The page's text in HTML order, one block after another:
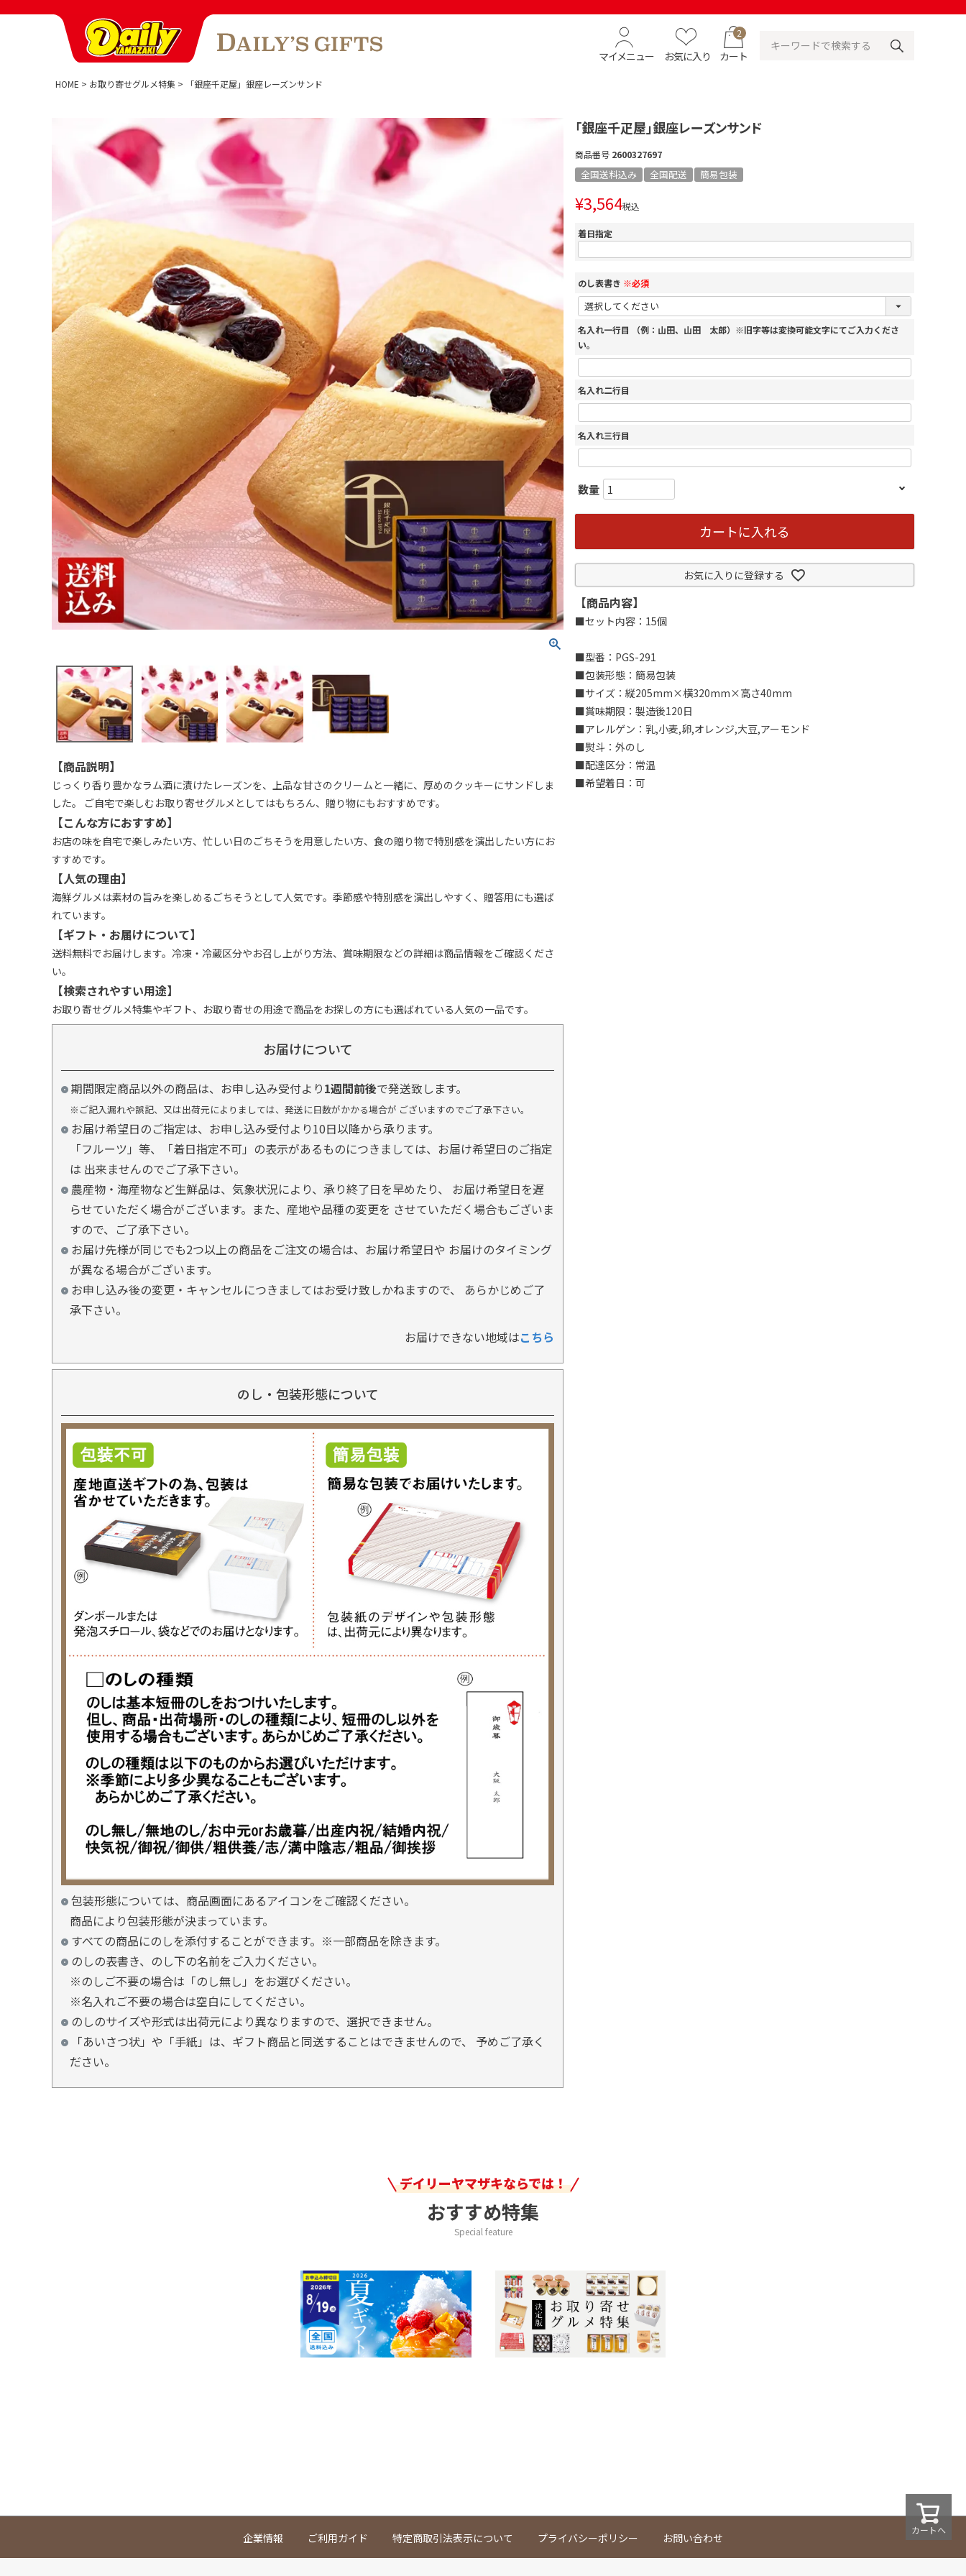
マイメニュー お気に入り
2
カート
HOME お取り寄せグルメ特集 「銀座千疋屋」銀座レーズンサンド
【商品説明】
じっくり香り豊かなラム酒に漬けたレーズンを、上品な甘さのクリームと一緒に、厚めのクッキーにサンドしま
した。 ご自宅で楽しむお取り寄せグルメとしてはもちろん、贈り物にもおすすめです。
【こんな方におすすめ】
お店の味を自宅で楽しみたい方、忙しい日のごちそうを用意したい方、食の贈り物で特別感を演出したい方にお
すすめです。
【人気の理由】
海鮮グルメは素材の旨みを楽しめるごちそうとして人気です。季節感や特別感を演出しやすく、贈答用にも選ば
れています。
【ギフト・お届けについて】
送料無料でお届けします。冷凍・冷蔵区分やお召し上がり方法、賞味期限などの詳細は商品情報をご確認くださ
い。
【検索されやすい用途】
お取り寄せグルメ特集やギフト、お取り寄せの用途で商品をお探しの方にも選ばれている人気の一品です。
お届けについて
期間限定商品以外の商品は、お申し込み受付より1週間前後で発送致します。
※ご記入漏れや誤記、又は出荷元によりましては、発送に日数がかかる場合が ございますのでご了承下さい。
お届け希望日のご指定は、お申し込み受付より10日以降から承ります。
「フルーツ」等、「着日指定不可」の表示があるものにつきましては、お届け希望日のご指定
は 出来ませんのでご了承下さい。
農産物・海産物など生鮮品は、気象状況により、承り終了日を早めたり、 お届け希望日を遅
らせていただく場合がございます。また、産地や品種の変更を させていただく場合もございま
すので、ご了承下さい。
お届け先様が同じでも2つ以上の商品をご注文の場合は、お届け希望日や お届けのタイミング
が異なる場合がございます。
お申し込み後の変更・キャンセルにつきましてはお受け致しかねますので、 あらかじめご了
承下さい。
お届けできない地域はこちら
のし・包装形態について
包装形態については、商品画面にあるアイコンをご確認ください。
商品により包装形態が決まっています。
すべての商品にのしを添付することができます。※一部商品を除きます。
のしの表書き、のし下の名前をご入力ください。
※のしご不要の場合は「のし無し」をお選びください。
※名入れご不要の場合は空白にしてください。
のしのサイズや形式は出荷元により異なりますので、選択できません。
「あいさつ状」や「手紙」は、ギフト商品と同送することはできませんので、 予めご了承く
ださい。
「銀座千疋屋」銀座レーズンサンド
商品番号 2600327697
全国送料込み 全国配送 簡易包装
¥3,564税込
着日指定
のし表書き ※必須
名入れ一行目 （例：山田、山田 太郎）※旧字等は変換可能文字にてご入力くださ
い。
名入れ二行目
名入れ三行目
カートに入れる
お気に入りに登録する
【商品内容】
■セット内容：15個
■型番：PGS-291
■包装形態：簡易包装
■サイズ：縦205mm×横320mm×高さ40mm
■賞味期限：製造後120日
■アレルゲン：乳,小麦,卵,オレンジ,大豆,アーモンド
■熨斗：外のし
■配達区分：常温
■希望着日：可
デイリーヤマザキならでは！
おすすめ特集
Special feature
企業情報 ご利用ガイド 特定商取引法表示について プライバシーポリシー お問い合わせ
カートへ